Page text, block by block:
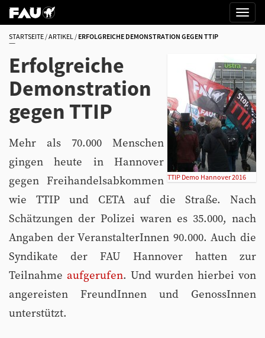
STARTSEITE ARTIKEL ERFOLGREICHE DEMONSTRATION GEGEN TTIP
TTIP Demo Hannover 2016
Erfolgreiche
Demonstration
gegen TTIP
Mehr als 70.000 Menschen
gingen heute in Hannover
gegen Freihandelsabkommen
wie TTIP und CETA auf die Straße. Nach
Schätzungen der Polizei waren es 35.000, nach
Angaben der VeranstalterInnen 90.000. Auch die
Syndikate der FAU Hannover hatten zur
Teilnahme aufgerufen. Und wurden hierbei von
angereisten FreundInnen und GenossInnen
unterstützt.